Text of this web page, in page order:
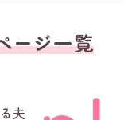
ージ一覧
夫